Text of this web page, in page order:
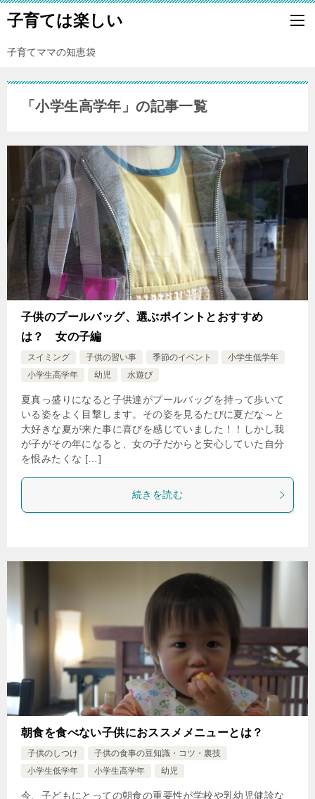
子育ては楽しい
子育てママの知恵袋
「小学生高学年」の記事一覧
子供のプールバッグ、選ぶポイントとおすすめ
は？ 女の子編
スイミング 子供の習い事 季節のイベント
小学生低学年
小学生高学年
幼児 水遊び
夏真っ盛りになると子供達がプールバッグを持って歩いて
いる姿をよく目撃します。その姿を見るたびに夏だな～と
大好きな夏が来た事に喜びを感じていました！！しかし我
が子がその年になると、女の子だからと安心していた自分
を恨みたくな […]
続きを読む
朝食を食べない子供におススメメニューとは？
子供のしつけ
子供の食事の豆知識・コツ・裏技
小学生低学年
小学生高学年 幼児
今、子どもにとっての朝食の重要性が学校や乳幼児健診な